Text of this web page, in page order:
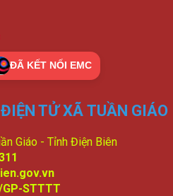
ĐÃ KẾT NỐI EMC
TỬ XÃ TUẦN GIÁO
Giáo - Tỉnh Điện Biên
GP-STTTT